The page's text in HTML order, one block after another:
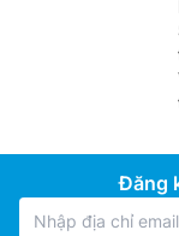
Tivi Samsung
Đây là dòng tivi
như Quantum
hình ảnh có độ
Đăng